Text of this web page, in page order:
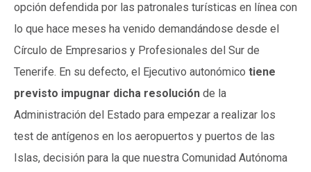
opción defendida por las patronales turísticas en línea con
lo que hace meses ha venido demandándose desde el
Círculo de Empresarios y Profesionales del Sur de
Tenerife. En su defecto, el Ejecutivo autonómico tiene
previsto impugnar dicha resolución de la
Administración del Estado para empezar a realizar los
test de antígenos en los aeropuertos y puertos de las
Islas, decisión para la que nuestra Comunidad Autónoma